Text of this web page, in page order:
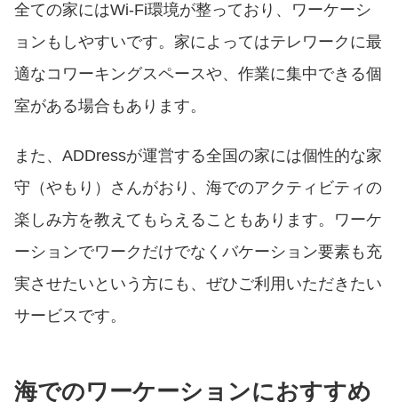
全ての家にはWi-Fi環境が整っており、ワーケーシ
ョンもしやすいです。家によってはテレワークに最
適なコワーキングスペースや、作業に集中できる個
室がある場合もあります。
また、ADDressが運営する全国の家には個性的な家
守（やもり）さんがおり、海でのアクティビティの
楽しみ方を教えてもらえることもあります。ワーケ
ーションでワークだけでなくバケーション要素も充
実させたいという方にも、ぜひご利用いただきたい
サービスです。
海でのワーケーションにおすすめ